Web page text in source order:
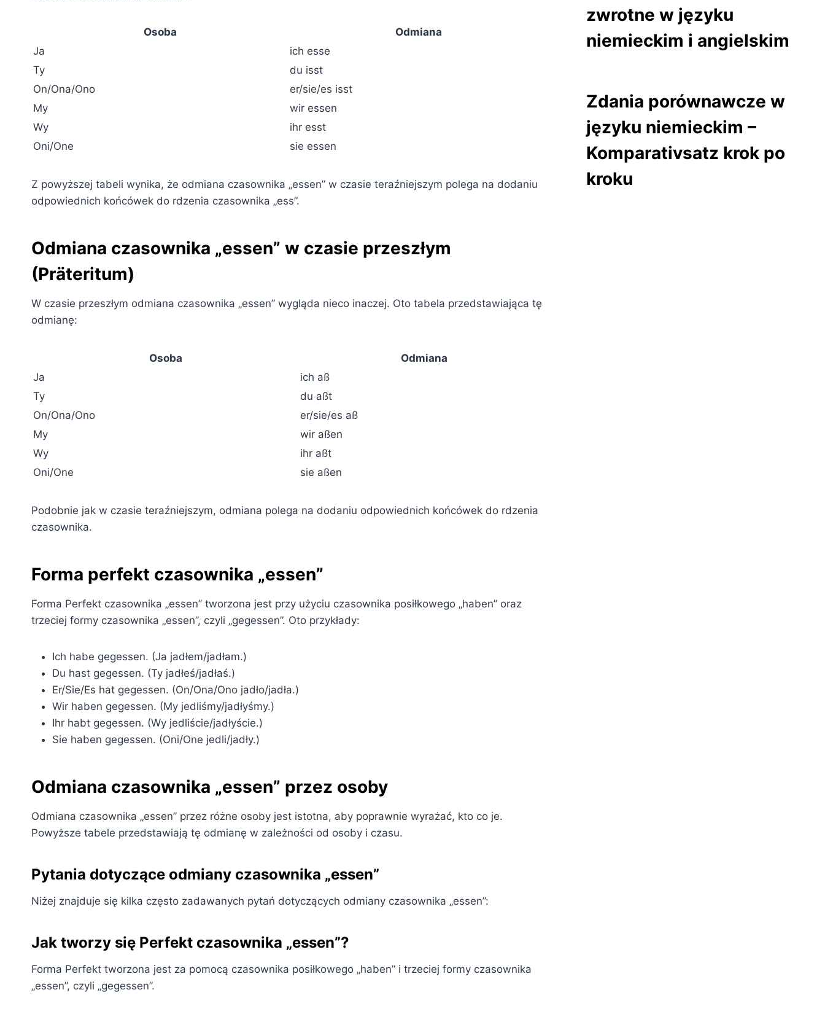
Osoba
Odmiana
Ja
ich esse
Ty
du isst
On/Ona/Ono
er/sie/es isst
My
wir essen
Wy
ihr esst
Oni/One
sie essen
Z powyższej tabeli wynika, że odmiana czasownika „essen” w czasie teraźniejszym polega na dodaniu
odpowiednich końcówek do rdzenia czasownika „ess”.
Odmiana czasownika „essen” w czasie przeszłym
(Präteritum)
W czasie przeszłym odmiana czasownika „essen” wygląda nieco inaczej. Oto tabela przedstawiająca tę
odmianę:
Osoba
Odmiana
Ja
ich aß
Ty
du aßt
On/Ona/Ono
er/sie/es aß
My
wir aßen
Wy
ihr aßt
Oni/One
sie aßen
Podobnie jak w czasie teraźniejszym, odmiana polega na dodaniu odpowiednich końcówek do rdzenia
czasownika.
Forma perfekt czasownika „essen”
Forma Perfekt czasownika „essen” tworzona jest przy użyciu czasownika posiłkowego „haben” oraz
trzeciej formy czasownika „essen”, czyli „gegessen”. Oto przykłady:
Ich habe gegessen. (Ja jadłem/jadłam.)
Du hast gegessen. (Ty jadłeś/jadłaś.)
Er/Sie/Es hat gegessen. (On/Ona/Ono jadło/jadła.)
Wir haben gegessen. (My jedliśmy/jadłyśmy.)
Ihr habt gegessen. (Wy jedliście/jadłyście.)
Sie haben gegessen. (Oni/One jedli/jadły.)
Odmiana czasownika „essen” przez osoby
Odmiana czasownika „essen” przez różne osoby jest istotna, aby poprawnie wyrażać, kto co je.
Powyższe tabele przedstawiają tę odmianę w zależności od osoby i czasu.
Pytania dotyczące odmiany czasownika „essen”
Niżej znajduje się kilka często zadawanych pytań dotyczących odmiany czasownika „essen”:
Jak tworzy się Perfekt czasownika „essen”?
Forma Perfekt tworzona jest za pomocą czasownika posiłkowego „haben” i trzeciej formy czasownika
„essen”, czyli „gegessen”.
zwrotne w języku
niemieckim i angielskim
Zdania porównawcze w
języku niemieckim –
Komparativsatz krok po
kroku